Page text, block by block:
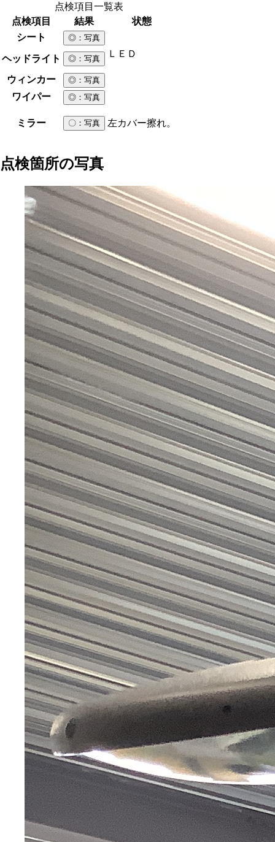
点検項目一覧表
点検項目
結果
状態
シート
◎ ：写真
ヘッドライト ◎ ：写真 ＬＥＤ
ウィンカー ◎ ：写真
ワイパー ◎ ：写真
ミラー 〇 ：写真 左カバー擦れ。
点検箇所の写真